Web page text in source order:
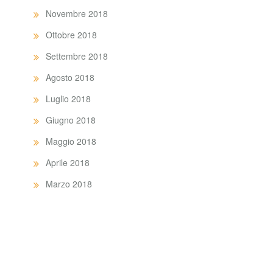
Novembre 2018
Ottobre 2018
Settembre 2018
Agosto 2018
Luglio 2018
Giugno 2018
Maggio 2018
Aprile 2018
Marzo 2018